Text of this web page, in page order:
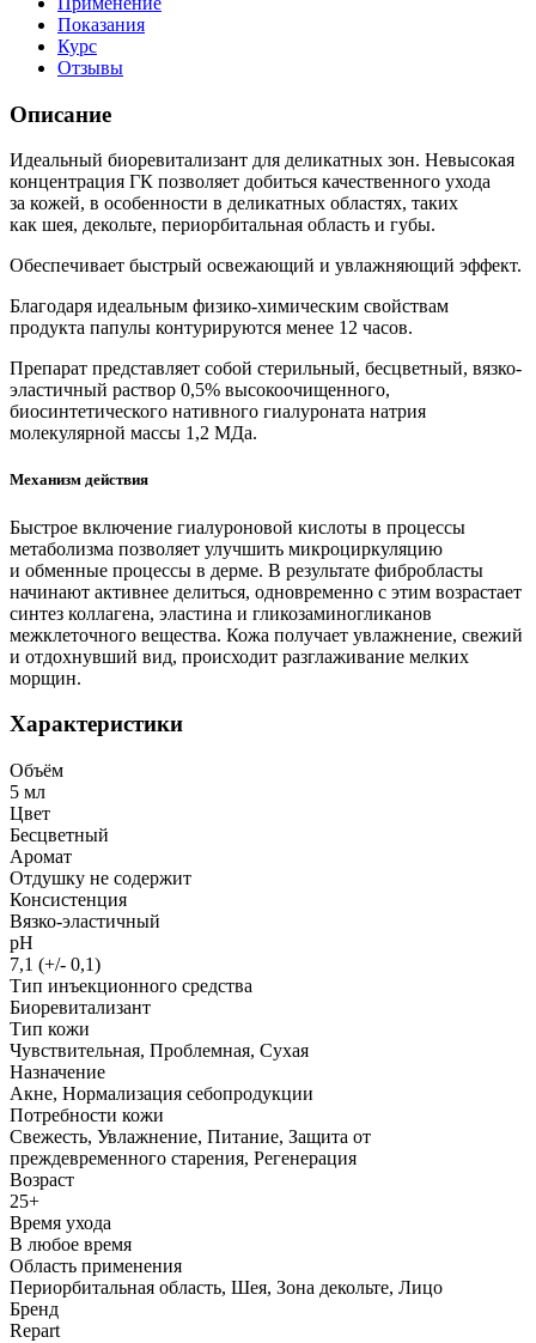
Показания
Курс
Отзывы
Описание
Идеальный биоревитализант для деликатных зон. Невысокая
концентрация ГК позволяет добиться качественного ухода
за кожей, в особенности в деликатных областях, таких
как шея, декольте, периорбитальная область и губы.
Обеспечивает быстрый освежающий и увлажняющий эффект.
Благодаря идеальным физико-химическим свойствам
продукта папулы контурируются менее 12 часов.
Препарат представляет собой стерильный, бесцветный, вязко-
эластичный раствор 0,5% высокоочищенного,
биосинтетического нативного гиалуроната натрия
молекулярной массы 1,2 МДа.
Механизм действия
Быстрое включение гиалуроновой кислоты в процессы
метаболизма позволяет улучшить микроциркуляцию
и обменные процессы в дерме. В результате фибробласты
начинают активнее делиться, одновременно с этим возрастает
синтез коллагена, эластина и гликозаминогликанов
межклеточного вещества. Кожа получает увлажнение, свежий
и отдохнувший вид, происходит разглаживание мелких
морщин.
Характеристики
Объём
5 мл
Цвет
Бесцветный
Аромат
Отдушку не содержит
Консистенция
Вязко-эластичный
рН
7,1 (+/- 0,1)
Тип инъекционного средства
Биоревитализант
Тип кожи
Чувствительная, Проблемная, Сухая
Назначение
Акне, Нормализация себопродукции
Потребности кожи
Свежесть, Увлажнение, Питание, Защита от
преждевременного старения, Регенерация
Возраст
25+
Время ухода
В любое время
Область применения
Периорбитальная область, Шея, Зона декольте, Лицо
Бренд
Repart